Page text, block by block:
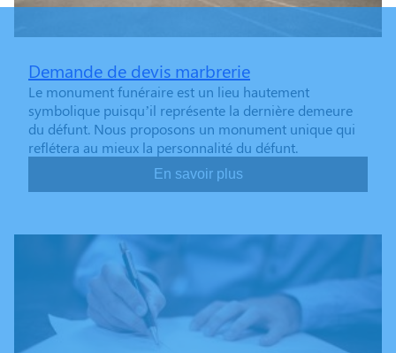
Demande de devis marbrerie
Le monument funéraire est un lieu hautement
symbolique puisqu’il représente la dernière demeure
du défunt. Nous proposons un monument unique qui
reflétera au mieux la personnalité du défunt.
En savoir plus